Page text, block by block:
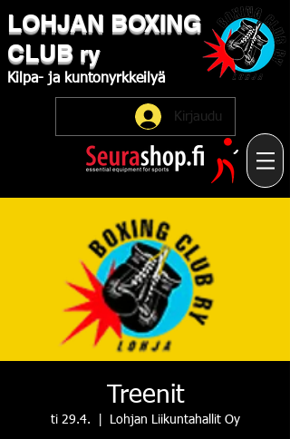
LOHJAN ​BOXING
CLUB ry
Kilpa- ja kuntonyrkkeilyä
Kirjaudu
Treenit
ti 29.4. Lohjan Liikuntahallit Oy